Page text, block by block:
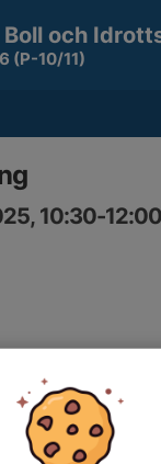
och
(P-10/11)
10:30-12:00